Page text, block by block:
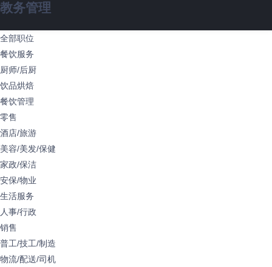
教务管理
全部职位
餐饮服务
厨师/后厨
饮品烘焙
餐饮管理
零售
酒店/旅游
美容/美发/保健
家政/保洁
安保/物业
生活服务
人事/行政
销售
普工/技工/制造
物流/配送/司机